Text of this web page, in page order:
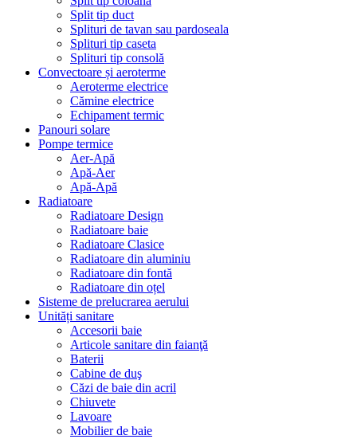
Split tip duct
Splituri de tavan sau pardoseala
Splituri tip caseta
Splituri tip consolă
Convectoare și aeroterme
Aeroterme electrice
Cămine electrice
Echipament termic
Panouri solare
Pompe termice
Aer-Apă
Apă-Aer
Apă-Apă
Radiatoare
Radiatoare Design
Radiatoare baie
Radiatoare Clasice
Radiatoare din aluminiu
Radiatoare din fontă
Radiatoare din oțel
Sisteme de prelucrarea aerului
Unități sanitare
Accesorii baie
Articole sanitare din faianţă
Baterii
Cabine de duş
Căzi de baie din acril
Chiuvete
Lavoare
Mobilier de baie